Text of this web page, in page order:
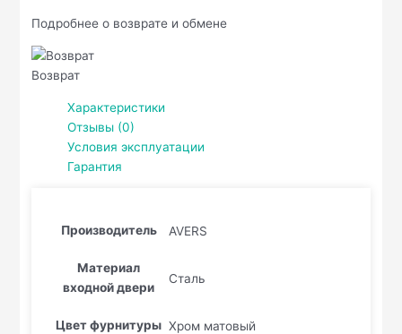
Подробнее о возврате и обмене
Возврат
Характеристики
Отзывы (0)
Условия эксплуатации
Гарантия
Производитель AVERS
Материал
входной двери
Сталь
Цвет фурнитуры Хром матовый